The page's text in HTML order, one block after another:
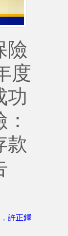
險
度
功
款
， 許正鐸